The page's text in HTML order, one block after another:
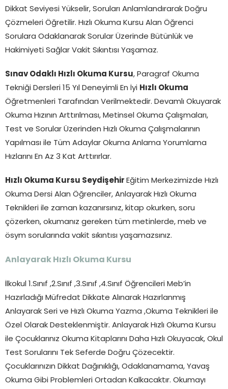
Dikkat Seviyesi Yükselir, Soruları Anlamlandırarak Doğru
Çözmeleri Öğretilir. Hızlı Okuma Kursu Alan Öğrenci
Sorulara Odaklanarak Sorular Üzerinde Bütünlük ve
Hakimiyeti Sağlar Vakit Sıkıntısı Yaşamaz.
Sınav Odaklı Hızlı Okuma Kursu , Paragraf Okuma
Tekniği Dersleri 15 Yıl Deneyimli En İyi Hızlı Okuma
Öğretmenleri Tarafından Verilmektedir. Devamlı Okuyarak
Okuma Hızının Arttırılması, Metinsel Okuma Çalışmaları,
Test ve Sorular Üzerinden Hızlı Okuma Çalışmalarının
Yapılması ile Tüm Adaylar Okuma Anlama Yorumlama
Hızlarını En Az 3 Kat Arttırırlar.
Hızlı Okuma Kursu Seydişehir Eğitim Merkezimizde Hızlı
Okuma Dersi Alan Öğrenciler, Anlayarak Hızlı Okuma
Teknikleri ile zaman kazanırsınız, kitap okurken, soru
çözerken, okumanız gereken tüm metinlerde, meb ve
ösym sorularında vakit sıkıntısı yaşamazsınız.
Anlayarak Hızlı Okuma Kursu
İlkokul 1.Sınıf ,2.Sınıf ,3.Sınıf ,4.Sınıf Öğrencileri Meb’in
Hazırladığı Müfredat Dikkate Alınarak Hazırlanmış
Anlayarak Seri ve Hızlı Okuma Yazma ,Okuma Teknikleri ile
Özel Olarak Desteklenmiştir. Anlayarak Hızlı Okuma Kursu
ile Çocuklarınız Okuma Kitaplarını Daha Hızlı Okuyacak, Okul
Test Sorularını Tek Seferde Doğru Çözecektir.
Çocuklarınızın Dikkat Dağınıklığı, Odaklanamama, Yavaş
Okuma Gibi Problemleri Ortadan Kalkacaktır. Okumayı